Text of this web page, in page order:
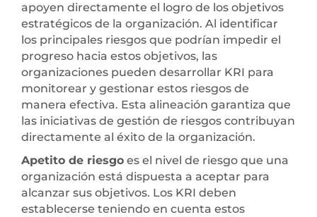
apoyen directamente el logro de los objetivos
estratégicos de la organización. Al identificar
los principales riesgos que podrían impedir el
progreso hacia estos objetivos, las
organizaciones pueden desarrollar KRI para
monitorear y gestionar estos riesgos de
manera efectiva. Esta alineación garantiza que
las iniciativas de gestión de riesgos contribuyan
directamente al éxito de la organización.
Apetito de riesgo es el nivel de riesgo que una
organización está dispuesta a aceptar para
alcanzar sus objetivos. Los KRI deben
establecerse teniendo en cuenta estos